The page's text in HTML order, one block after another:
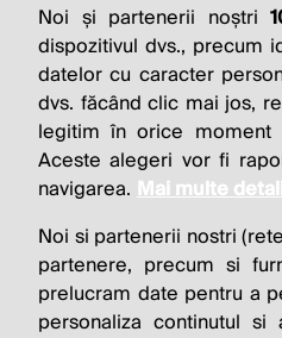
Noi și partenerii noștri
dispozitivul dvs., precum
datelor cu caracter
dvs. făcând clic mai jos,
legitim în orice moment
Aceste alegeri vor fi
navigarea. Mai multe
Noi si partenerii nostri
partenere, precum si
prelucram date pentru a
personaliza continutul